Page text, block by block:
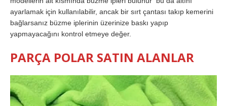
ayarlamak için kullanılabilir, ancak bir sırt çantası takıp kemerini
bağlarsanız büzme iplerinin üzerinize baskı yapıp
yapmayacağını kontrol etmeye değer.
PARÇA POLAR SATIN ALANLAR